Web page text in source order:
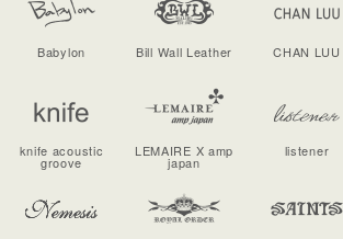
Babylon Bill Wall Leather CHAN LUU
knife acoustic
groove
LEMAIRE X amp
japan
listener